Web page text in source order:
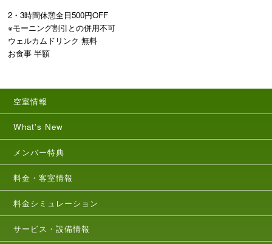
2・3時間休憩全日500円OFF
※モーニング割引との併用不可
ウェルカムドリンク 無料
お食事 半額
空室情報
What's New
メンバー特典
料金・客室情報
料金シミュレーション
サービス・設備情報